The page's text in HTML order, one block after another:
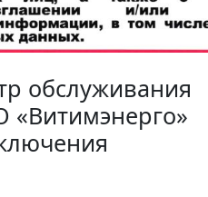
обслуживания
«Витимэнерго»